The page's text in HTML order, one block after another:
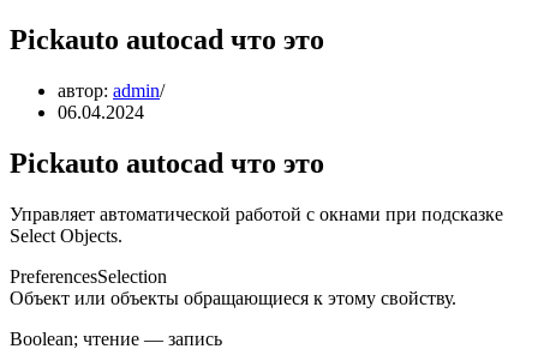
Pickauto autocad что это
автор: admin
06.04.2024
Pickauto autocad что это
Управляет автоматической работой с окнами при подсказке
Select Objects.
PreferencesSelection
Объект или объекты обращающиеся к этому свойству.
Boolean; чтение — запись